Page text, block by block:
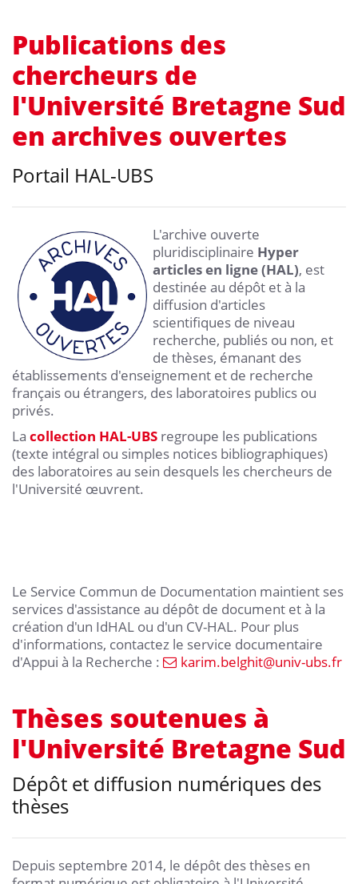
Publications des
chercheurs de
l'Université Bretagne Sud
en archives ouvertes
Portail HAL-UBS
L'archive ouverte
pluridisciplinaire Hyper
articles en ligne (HAL), est
destinée au dépôt et à la
diffusion d'articles
scientifiques de niveau
recherche, publiés ou non, et
de thèses, émanant des
établissements d'enseignement et de recherche
français ou étrangers, des laboratoires publics ou
privés.
La collection HAL-UBS regroupe les publications
(texte intégral ou simples notices bibliographiques)
des laboratoires au sein desquels les chercheurs de
l'Université œuvrent.
Le Service Commun de Documentation maintient ses
services d'assistance au dépôt de document et à la
création d'un IdHAL ou d'un CV-HAL. Pour plus
d'informations, contactez le service documentaire
d'Appui à la Recherche :
karim.belghit@univ-ubs.fr
Thèses soutenues à
l'Université Bretagne Sud
Dépôt et diffusion numériques des
thèses
Depuis septembre 2014, le dépôt des thèses en